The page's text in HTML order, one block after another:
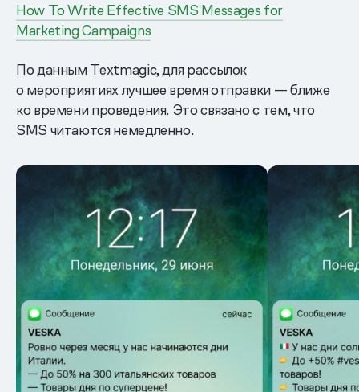
How To Write Effective SMS Messages for
Marketing Campaigns
По данным Textmagic, для рассылок
о мероприятиях лучшее время отправки — ближе
ко времени проведения. Это связано с тем, что
SMS читаются немедленно.